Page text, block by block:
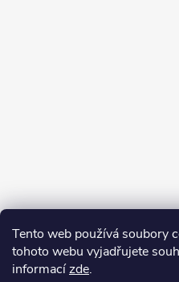
Tento web používá soubory
tohoto webu vyjadřujete
informacízde.